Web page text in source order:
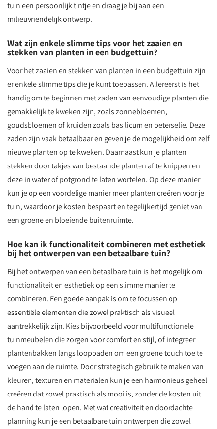
tuin een persoonlijk tintje en draag je bij aan een
milieuvriendelijk ontwerp.
Wat zijn enkele slimme tips voor het zaaien en
stekken van planten in een budgettuin?
Voor het zaaien en stekken van planten in een budgettuin zijn
er enkele slimme tips die je kunt toepassen. Allereerst is het
handig om te beginnen met zaden van eenvoudige planten die
gemakkelijk te kweken zijn, zoals zonnebloemen,
goudsbloemen of kruiden zoals basilicum en peterselie. Deze
zaden zijn vaak betaalbaar en geven je de mogelijkheid om zelf
nieuwe planten op te kweken. Daarnaast kun je planten
stekken door takjes van bestaande planten af te knippen en
deze in water of potgrond te laten wortelen. Op deze manier
kun je op een voordelige manier meer planten creëren voor je
tuin, waardoor je kosten bespaart en tegelijkertijd geniet van
een groene en bloeiende buitenruimte.
Hoe kan ik functionaliteit combineren met esthetiek
bij het ontwerpen van een betaalbare tuin?
Bij het ontwerpen van een betaalbare tuin is het mogelijk om
functionaliteit en esthetiek op een slimme manier te
combineren. Een goede aanpak is om te focussen op
essentiële elementen die zowel praktisch als visueel
aantrekkelijk zijn. Kies bijvoorbeeld voor multifunctionele
tuinmeubelen die zorgen voor comfort en stijl, of integreer
plantenbakken langs looppaden om een groene touch toe te
voegen aan de ruimte. Door strategisch gebruik te maken van
kleuren, texturen en materialen kun je een harmonieus geheel
creëren dat zowel praktisch als mooi is, zonder de kosten uit
de hand te laten lopen. Met wat creativiteit en doordachte
planning kun je een betaalbare tuin ontwerpen die zowel